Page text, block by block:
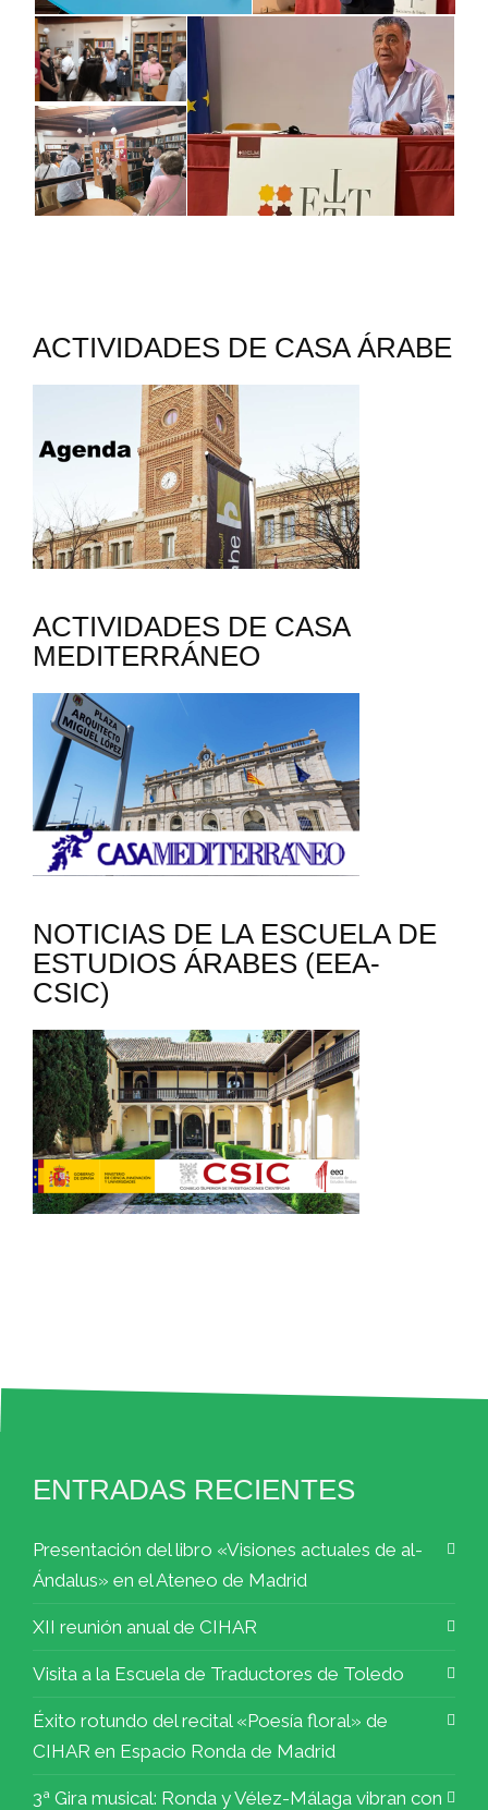
ACTIVIDADES DE CASA ÁRABE
ACTIVIDADES DE CASA
MEDITERRÁNEO
NOTICIAS DE LA ESCUELA DE
ESTUDIOS ÁRABES (EEA-
CSIC)
ENTRADAS RECIENTES
Presentación del libro «Visiones actuales de al-
Ándalus» en el Ateneo de Madrid
XII reunión anual de CIHAR
Visita a la Escuela de Traductores de Toledo
Éxito rotundo del recital «Poesía floral» de
CIHAR en Espacio Ronda de Madrid
3ª Gira musical: Ronda y Vélez-Málaga vibran con